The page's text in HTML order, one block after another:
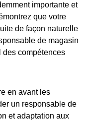
importante et
que votre
de façon naturelle
de magasin
des compétences
en avant les
un responsable de
et adaptation aux